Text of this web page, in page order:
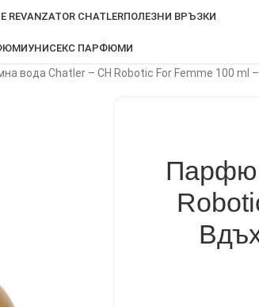
REVANZATOR CHATLERПОЛЕЗНИ ВРЪЗКИ
УНИСЕКС ПАРФЮМИ
вода Chatler – CH Robotic For Femme 100 ml